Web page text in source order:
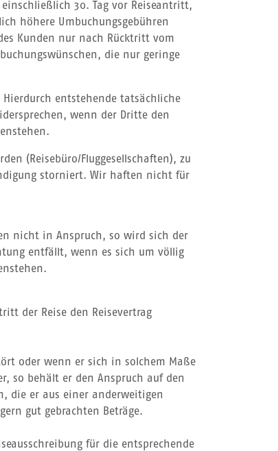
30. Tag vor Reiseantritt,
höhere Umbuchungsgebühren
Kunden nur nach Rücktritt vom
die nur geringe
Hierdurch entstehende tatsächliche
wenn der Dritte den
(Reisebüro/Fluggesellschaften), zu
storniert. Wir haften nicht für
nicht in Anspruch, so wird sich der
entfällt, wenn es sich um völlig
der Reise den Reisevertrag
oder wenn er sich in solchem Maße
so behält er den Anspruch auf den
die er aus einer anderweitigen
gut gebrachten Beträge.
für die entsprechende